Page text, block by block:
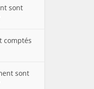
sont
comptés
sont